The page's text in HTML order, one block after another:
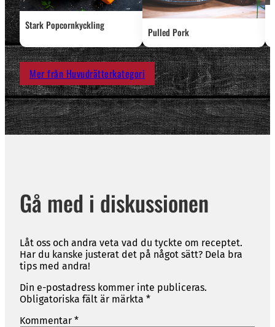
Stark Popcornkyckling
Pulled Pork
Mer från Huvudrätterkategori
Gå med i diskussionen
Låt oss och andra veta vad du tyckte om receptet.
Har du kanske justerat det på något sätt? Dela bra
tips med andra!
Din e-postadress kommer inte publiceras.
Obligatoriska fält är märkta *
Kommentar *